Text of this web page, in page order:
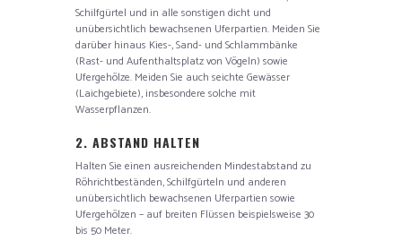
Schilfgürtel und in alle sonstigen dicht und
unübersichtlich bewachsenen Uferpartien. Meiden Sie
darüber hinaus Kies-, Sand- und Schlammbänke
(Rast- und Aufenthaltsplatz von Vögeln) sowie
Ufergehölze. Meiden Sie auch seichte Gewässer
(Laichgebiete), insbesondere solche mit
Wasserpflanzen.
2. ABSTAND HALTEN
Halten Sie einen ausreichenden Mindestabstand zu
Röhrichtbeständen, Schilfgürteln und anderen
unübersichtlich bewachsenen Uferpartien sowie
Ufergehölzen – auf breiten Flüssen beispielsweise 30
bis 50 Meter.